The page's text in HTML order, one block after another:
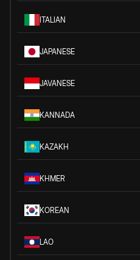
ITALIAN
JAPANESE
JAVANESE
KANNADA
KAZAKH
KHMER
KOREAN
LAO